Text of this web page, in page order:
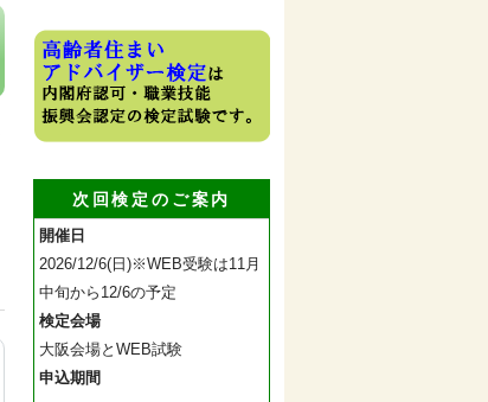
次回検定のご案内
開催日
2026/12/6(日)※WEB受験は11月
中旬から12/6の予定
検定会場
大阪会場とWEB試験
申込期間